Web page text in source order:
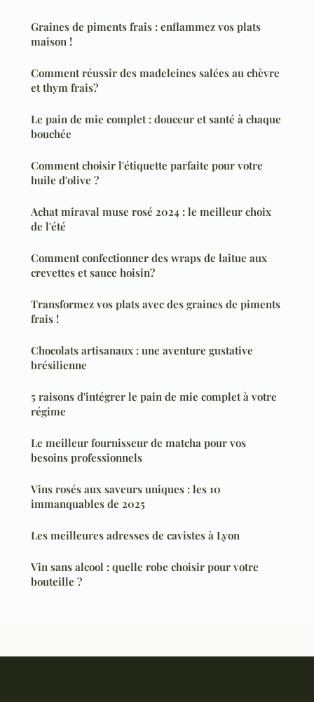
Graines de piments frais : enflammez vos plats
maison !
Comment réussir des madeleines salées au chèvre
et thym frais?
Le pain de mie complet : douceur et santé à chaque
bouchée
Comment choisir l'étiquette parfaite pour votre
huile d'olive ?
Achat miraval muse rosé 2024 : le meilleur choix
de l'été
Comment confectionner des wraps de laitue aux
crevettes et sauce hoisin?
Transformez vos plats avec des graines de piments
frais !
Chocolats artisanaux : une aventure gustative
brésilienne
5 raisons d'intégrer le pain de mie complet à votre
régime
Le meilleur fournisseur de matcha pour vos
besoins professionnels
Vins rosés aux saveurs uniques : les 10
immanquables de 2025
Les meilleures adresses de cavistes à Lyon
Vin sans alcool : quelle robe choisir pour votre
bouteille ?